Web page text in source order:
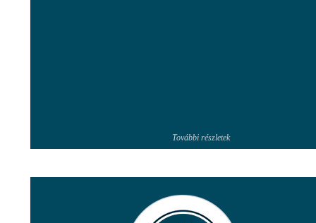
További részletek